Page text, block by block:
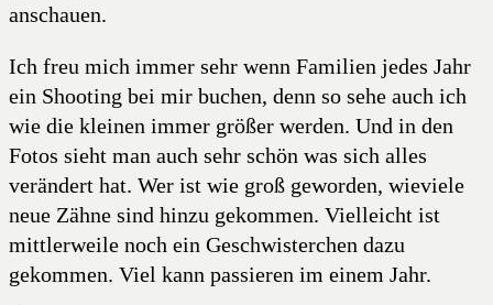
anschauen.
Ich freu mich immer sehr wenn Familien jedes Jahr
ein Shooting bei mir buchen, denn so sehe auch ich
wie die kleinen immer größer werden. Und in den
Fotos sieht man auch sehr schön was sich alles
verändert hat. Wer ist wie groß geworden, wieviele
neue Zähne sind hinzu gekommen. Vielleicht ist
mittlerweile noch ein Geschwisterchen dazu
gekommen. Viel kann passieren im einem Jahr.